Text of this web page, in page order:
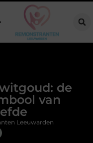
voor de toekomst van
de
van
Leeuwarden